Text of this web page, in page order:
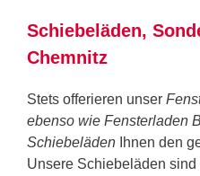
Schiebeläden,
Chemnitz
Stets offerieren unser
ebenso wie Fensterladen
Schiebeläden Ihnen den
Unsere Schiebeläden